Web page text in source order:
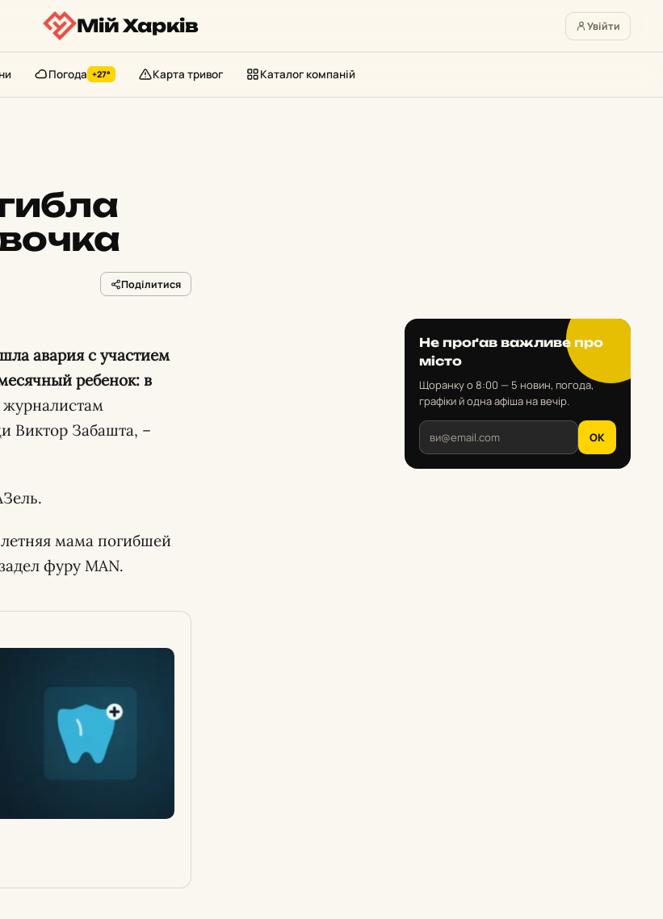
Мій Харків Увійти
Погода +27° Карта тривог Каталог компаній
Поділитися
авария с участием
ребенок: в
Виктор Забашта, –
мама погибшей
фуру MAN.
Не проґав важливе про
місто
Щоранку о 8:00 — 5 новин, погода,
графіки й одна афіша на вечір.
OK